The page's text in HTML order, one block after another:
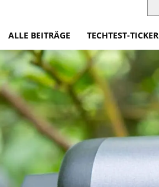
ALLE BEITRÄGE TECHTEST-TICKER